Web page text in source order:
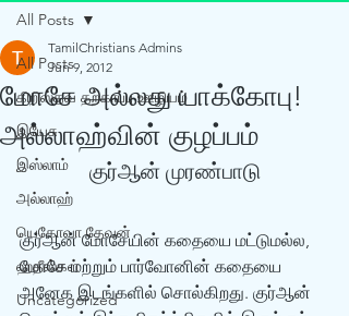
All Posts
கிறிஸ்தவ தற்காப்பு ஊழியம்
இயேசு
இஸ்லாம்
அல்லாஹ்
யெகோவா தேவன்
ஹதீஸ்கள்
Uncategorized
All Posts
மோசே அல்லது யாக்கோபு!
அல்லாஹ்வின் குழப்பம்
TamilChristians Admins
Jun 9, 2012
குர்‍ஆன் முரண்பாடு
குர்‍ஆன் மோசேயின் கதையை மட்டுமல்ல,
மோசே மற்றும் பார்வோனின் கதையை
அனேக இடங்களில் சொல்கிறது. குர்‍ஆன்